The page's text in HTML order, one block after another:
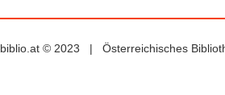
biblio.at © 2023 | Österreichisches